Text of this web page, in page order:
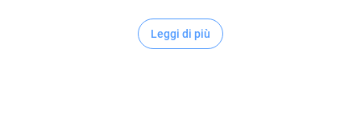
Leggi di più